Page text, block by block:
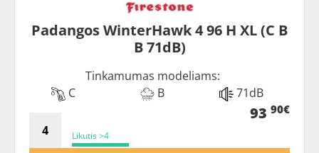
Padangos WinterHawk 4 96 H XL (C B
B 71dB)
Tinkamumas modeliams:
C
B 71dB
Likutis >4
93 90€